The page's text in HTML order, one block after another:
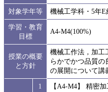
対象学年等
機械工学科・5年
学習・教育
目標
A4-M4(100%)
授業の概要
と方針
機械工作法，加工
らかでかつ品質
の展開について講
1
【A4-M4】 精密